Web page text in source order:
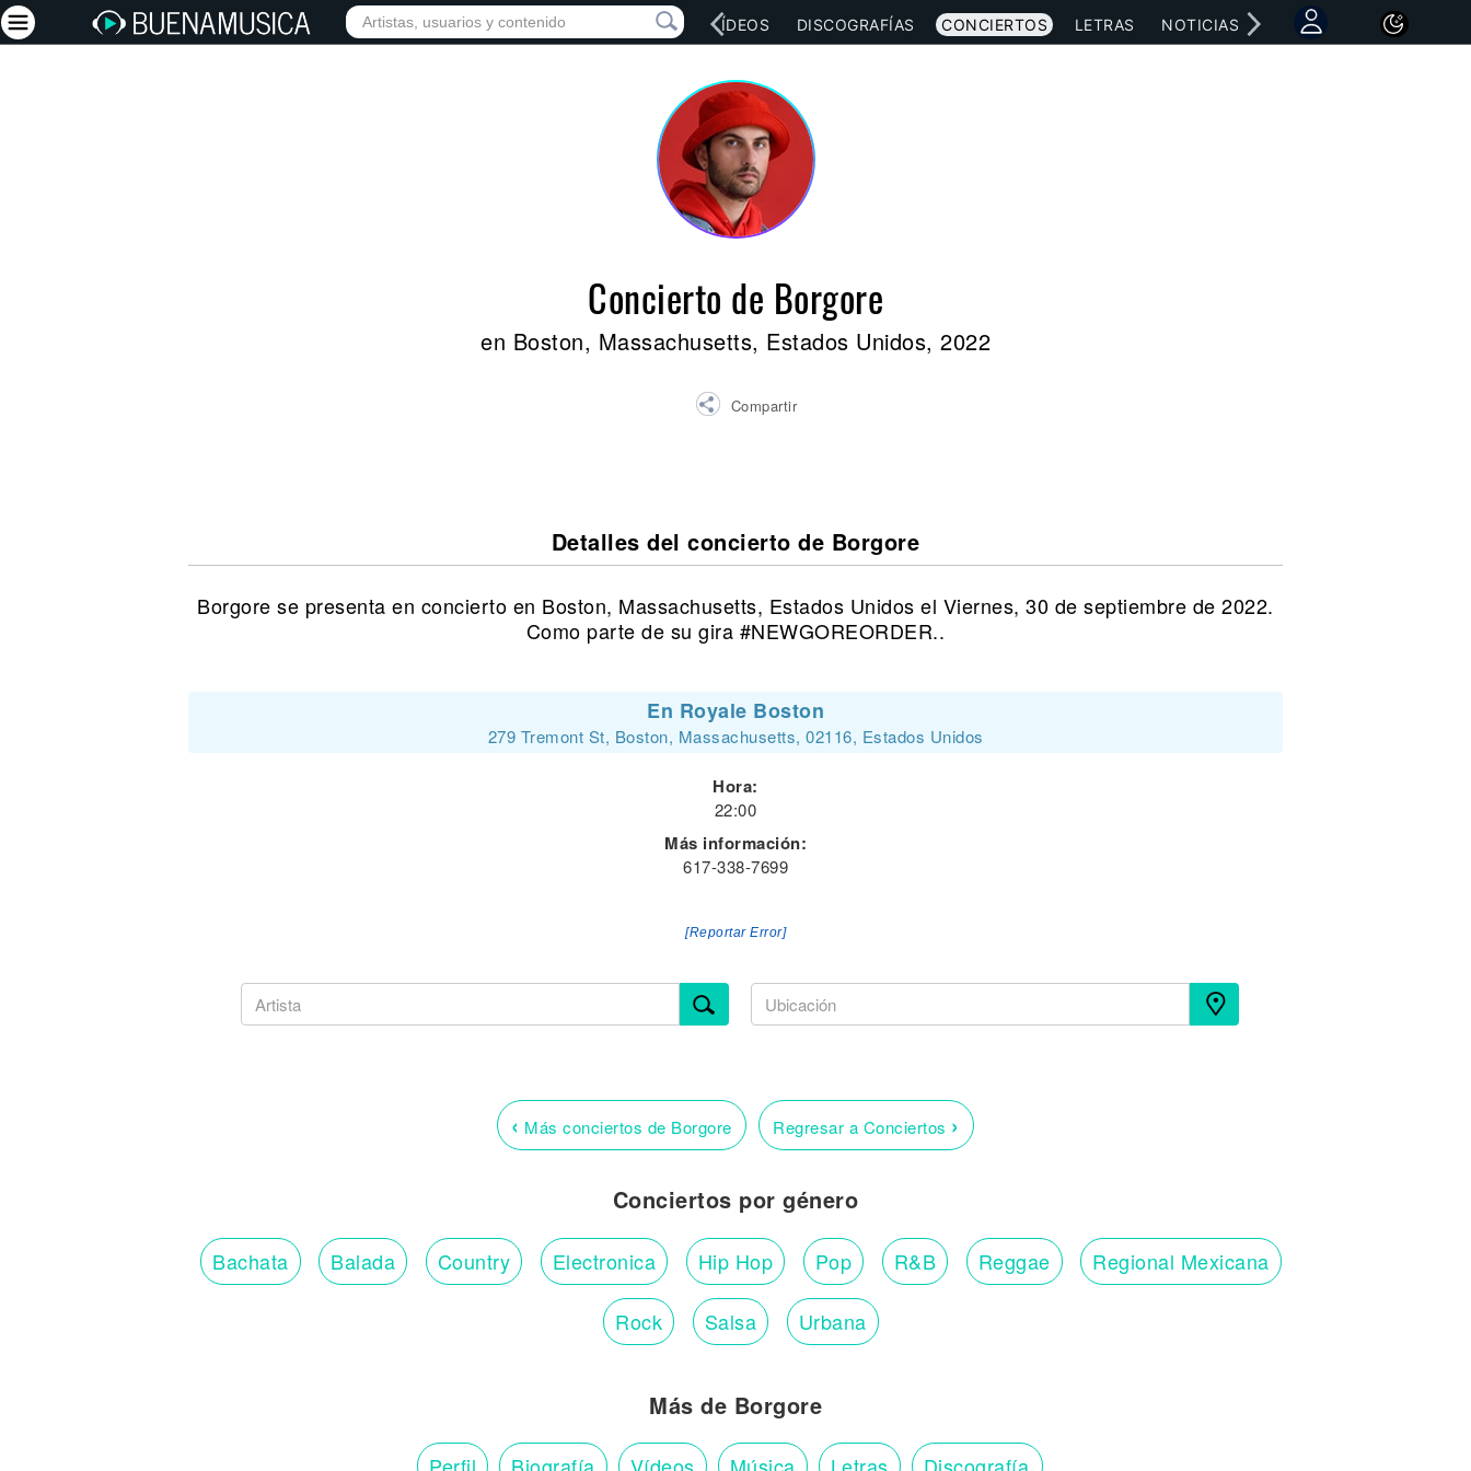
INICIO ARTISTAS RED SOCIAL MÚSICA VÍDEOS DISCOGRAFÍAS CONCIERTOS LETRAS NOTICIAS
Concierto de Borgore
en Boston, Massachusetts, Estados Unidos, 2022
Compartir
Detalles del concierto de Borgore
Borgore se presenta en concierto en Boston, Massachusetts, Estados Unidos el Viernes, 30 de septiembre de 2022.
Como parte de su gira #NEWGOREORDER..
En Royale Boston
279 Tremont St, Boston, Massachusetts, 02116, Estados Unidos
Hora:
22:00
Más información:
617-338-7699
[Reportar Error]
‹ Más conciertos de Borgore Regresar a Conciertos ›
Conciertos por género
Bachata Balada Country Electronica Hip Hop Pop R&B Reggae Regional Mexicana
Rock Salsa Urbana
Más de Borgore